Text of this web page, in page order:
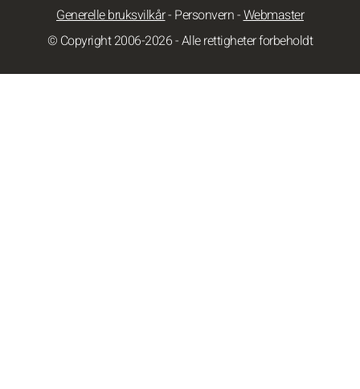
Generelle bruksvilkår- Personvern-Webmaster
© Copyright 2006-2026 - Alle rettigheter forbeholdt